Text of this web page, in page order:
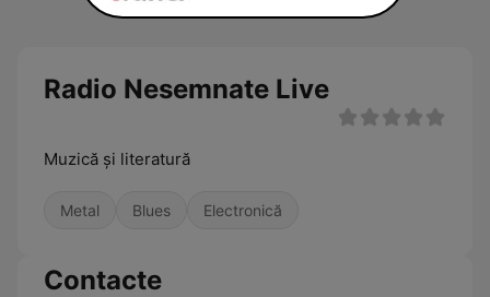
Radio Nesemnate Live
Muzică și literatură
Metal Blues Electronică
Contacte